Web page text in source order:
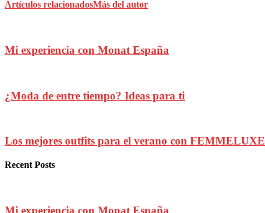
Artículos relacionadosMás del autor
Mi experiencia con Monat España
¿Moda de entre tiempo? Ideas para ti
Los mejores outfits para el verano con FEMMELUXE
Recent Posts
Mi experiencia con Monat España